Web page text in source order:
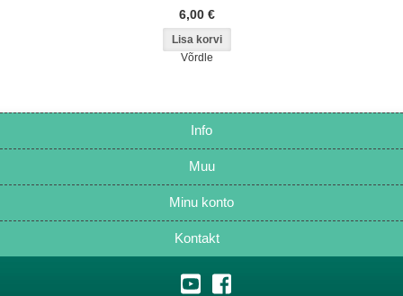
6,00 €
Võrdle
Info
Muu
Minu konto
Kontakt